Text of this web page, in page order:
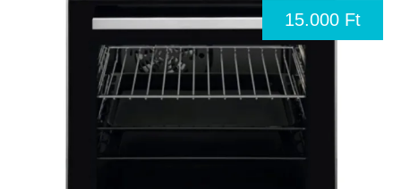
15.000 Ft